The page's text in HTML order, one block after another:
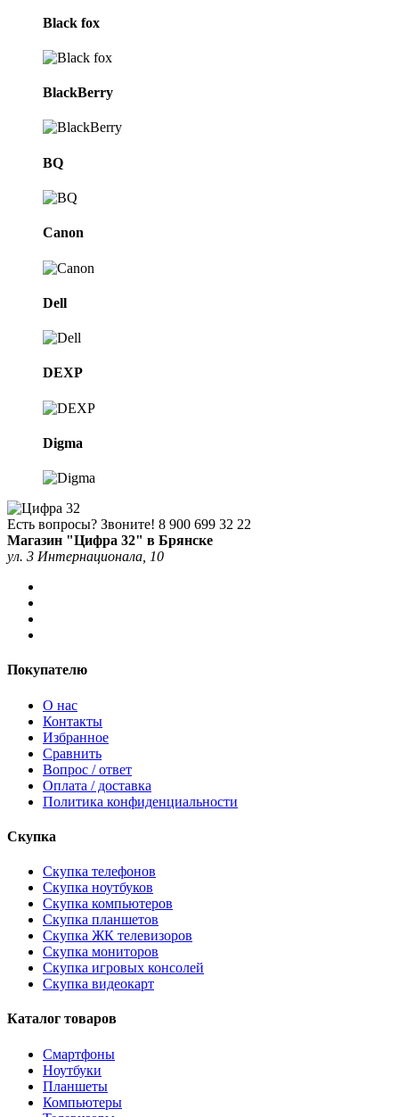
Black fox
BlackBerry
BQ
Canon
Dell
DEXP
Digma
Есть вопросы? Звоните! 8 900 699 32 22
Магазин "Цифра 32" в Брянске
ул. 3 Интернационала, 10
Покупателю
О нас
Контакты
Избранное
Сравнить
Вопрос / ответ
Оплата / доставка
Политика конфиденциальности
Скупка
Скупка телефонов
Скупка ноутбуков
Скупка компьютеров
Скупка планшетов
Скупка ЖК телевизоров
Скупка мониторов
Скупка игровых консолей
Скупка видеокарт
Каталог товаров
Смартфоны
Ноутбуки
Планшеты
Компьютеры